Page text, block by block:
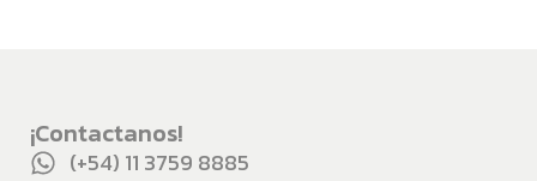
¡Contactanos!
(+54) 11 3759 8885